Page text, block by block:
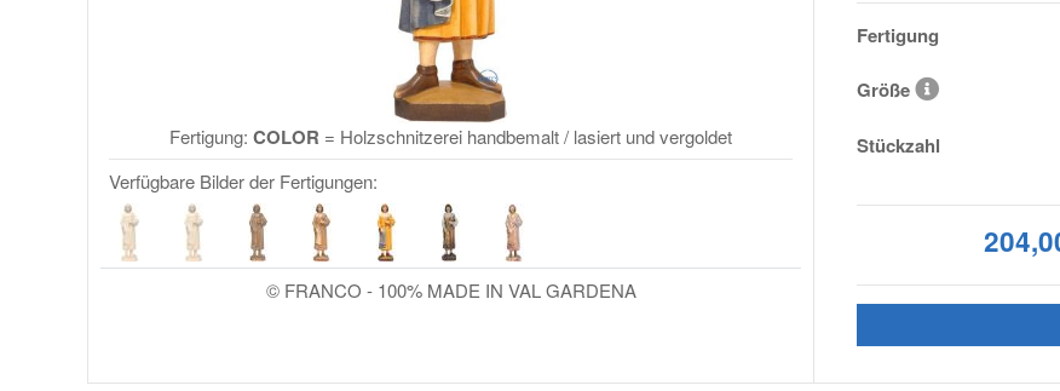
Fertigung: COLOR = Holzschnitzerei handbemalt / lasiert und vergoldet
Verfügbare Bilder der Fertigungen:
© FRANCO - 100% MADE IN VAL GARDENA
Fertigung
Größe
Stückzahl